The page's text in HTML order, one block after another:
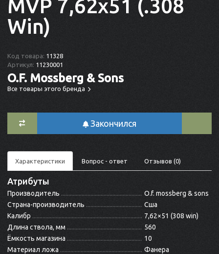
MVP 7,62x51 (.308
Win)
Код товара: 11328
Артикул: 11230001
O.F. Mossberg & Sons
Все товары этого бренда
Закончился
Характеристики Вопрос - ответ Отзывов (0)
Атрибуты
Производитель
O.f. mossberg & sons
Страна-производитель
Сша
Калибр
7,62×51 (308 win)
Длина ствола, мм
560
Ёмкость магазина
10
Материал ложа
Фанера